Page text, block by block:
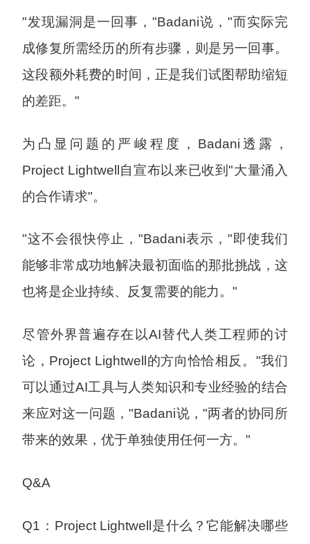
"发现漏洞是一回事，"Badani说，"而实际完
成修复所需经历的所有步骤，则是另一回事。
这段额外耗费的时间，正是我们试图帮助缩短
的差距。"
为凸显问题的严峻程度，Badani透露，
Project Lightwell自宣布以来已收到"大量涌入
的合作请求"。
"这不会很快停止，"Badani表示，"即使我们
能够非常成功地解决最初面临的那批挑战，这
也将是企业持续、反复需要的能力。"
尽管外界普遍存在以AI替代人类工程师的讨
论，Project Lightwell的方向恰恰相反。"我们
可以通过AI工具与人类知识和专业经验的结合
来应对这一问题，"Badani说，"两者的协同所
带来的效果，优于单独使用任何一方。"
Q&A
Q1：Project Lightwell是什么？它能解决哪些